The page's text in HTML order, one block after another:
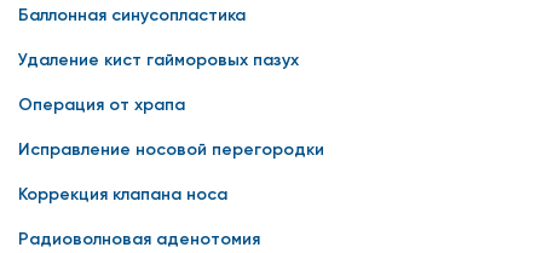
Баллонная синусопластика
Удаление кист гайморовых пазух
Операция от храпа
Исправление носовой перегородки
Коррекция клапана носа
Радиоволновая аденотомия